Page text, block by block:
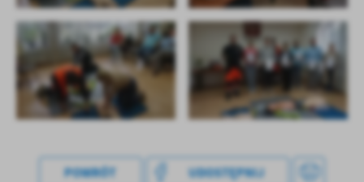
POWRÓT UDOSTĘPNIJ